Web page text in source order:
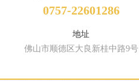
0757-22601286
地址
佛山市顺德区大良新桂中路9号